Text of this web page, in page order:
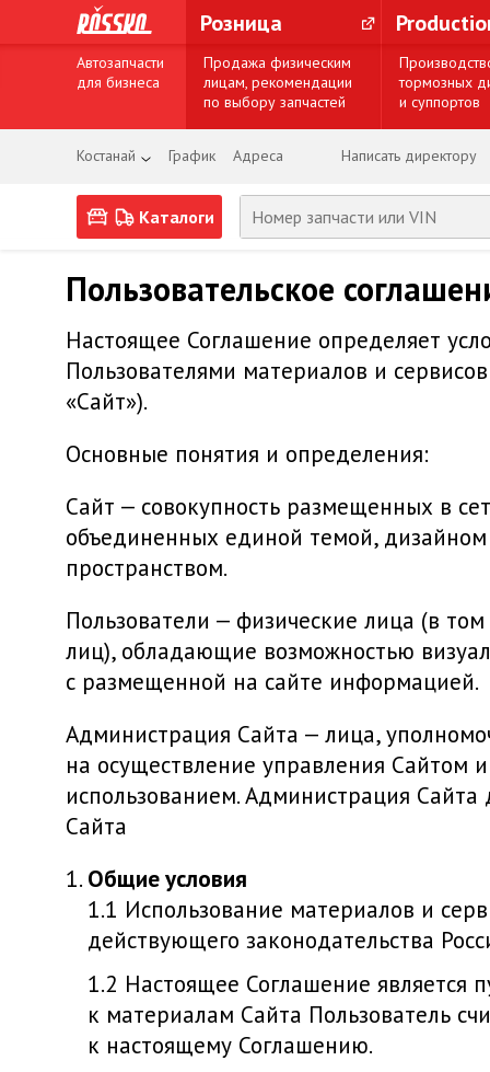
Розница
Автозапчасти
для бизнеса
Продажа физическим
лицам, рекомендации
по выбору запчастей
тормозных
и суппортов
Костанай График Адреса Написать директору
Каталоги
Пользовательское
Настоящее Соглашение определяет
Пользователями материалов и
«Сайт»).
Основные понятия и определения:
Сайт — совокупность размещенных в
объединенных единой темой,
пространством.
Пользователи — физические лица (в
лиц), обладающие возможностью
с размещенной на сайте информацией.
Администрация Сайта — лица,
на осуществление управления Сайтом
использованием. Администрация
Сайта
Общие условия
Использование материалов и
действующего законодательства
Настоящее Соглашение является
к материалам Сайта Пользователь
к настоящему Соглашению.